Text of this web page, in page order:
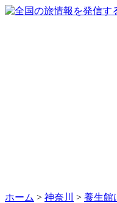
ホーム > 神奈川 > 養生館